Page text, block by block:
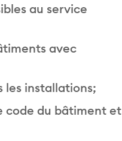
au service
avec
les installations;
code du bâtiment et